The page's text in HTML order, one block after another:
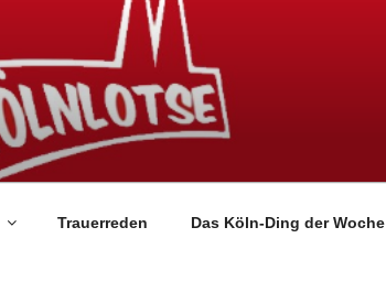
Trauerreden Das Köln-Ding der Woche